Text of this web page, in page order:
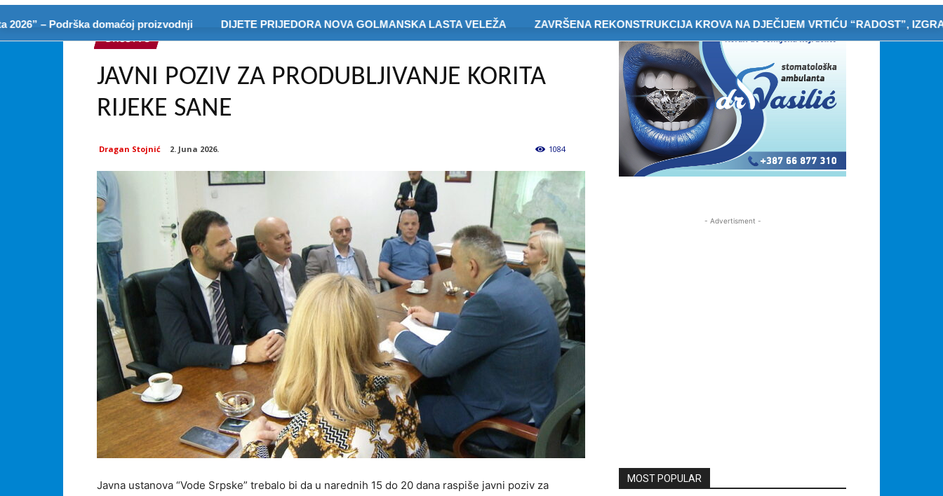
Podrška domaćoj proizvodnji DIJETE PRIJEDORA NOVA GOLMANSKA LASTA VELEŽA ZAVRŠENA REKONSTRUKCIJA KROVA NA DJEČIJEM VRTIĆU “RADOST”, IZGRADNJA
DRUŠTVO
JAVNI POZIV ZA PRODUBLJIVANJE KORITA
RIJEKE SANE
Dragan Stojnić 2. Juna 2026. 1084
Javna ustanova “Vode Srpske” trebalo bi da u narednih 15 do 20 dana raspiše javni poziv za
- Advertisment -
MOST POPULAR